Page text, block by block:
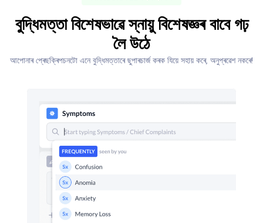
বুদ্ধিমত্তা বিশেষভাৱে স্নায়ু বিশেষজ্ঞৰ বাবে গঢ়
লৈ উঠে
আপোনাৰ প্ৰেছক্ৰিপচনটো এনে বুদ্ধিমত্তাৰে ছুপাৰচাৰ্জ কৰক যিয়ে সহায় কৰে, অনুপ্ৰৱেশ নকৰে!